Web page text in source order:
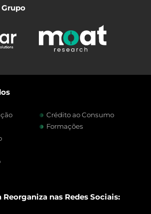
Grupo
Crédito ao Consumo
Formações
nas Redes Sociais: